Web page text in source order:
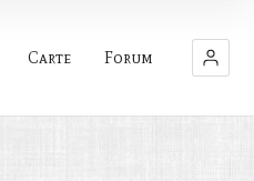
Carte Forum